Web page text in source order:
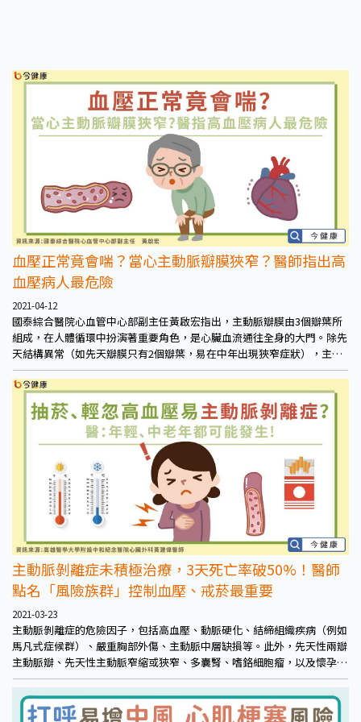
血壓正常竟會喘？當心主動脈瓣膜狹窄？醫師指出高
血壓病人最危險
2021-04-12
國泰綜合醫院心血管中心部副主任黃啟宏指出，主動脈瓣膜由3個瓣葉所
組成，在人體循環中扮演著重要角色，是心臟血流通往全身的大門。除先
天結構異常（如先天瓣膜只有2個瓣葉，易在中年出現狹窄症狀），主動
脈瓣膜會隨著年齡增長鈣化，進而狹窄，開口愈來愈小，心臟能輸出的血
液愈來愈少，許多症狀也伴隨而來
主動脈剝離症未積極治療，3天死亡率破50%！醫師
點名「風險族群」控制血壓、戒菸最重要
2021-03-23
主動脈剝離症的危險因子，包括高血壓、動脈硬化、結締組織疾病（例如
馬凡式症候群）、嚴重胸部外傷、主動脈中層缺損等。此外，先天性兩瓣
主動脈瓣、先天性主動脈窄縮或狹窄、多囊腎、嗜鉻細胞瘤，以及懷孕。
高血壓、腎臟病、肥胖等代謝性疾病患者，都會增加動脈硬化風險，應注
意心血管健康。